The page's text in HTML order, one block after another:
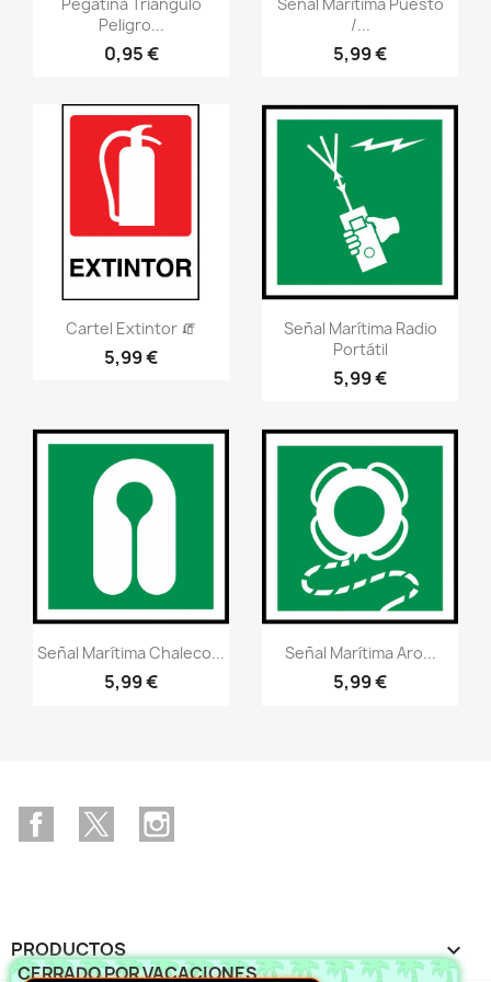
Peligro...
0,95 €
/...
5,99 €
visibilityVistazo rápido
Cartel Extintor 🧯
5,99 €
visibilityVistazo rápido
Señal Marítima Radio
Portátil
5,99 €
visibility Vistazo rápido
Señal Marítima Chaleco...
5,99 €
visibilityVistazo rápido
Señal Marítima Aro...
5,99 €
FacebookTwitter
CERRADO POR VACACIONES
PRODUCTOS 